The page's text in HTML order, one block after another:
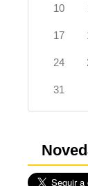
10
17
24
31